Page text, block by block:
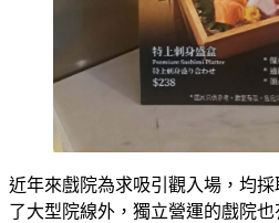
近年來戲院為求吸引觀入場，均
了大型院線外，獨立營運的戲院